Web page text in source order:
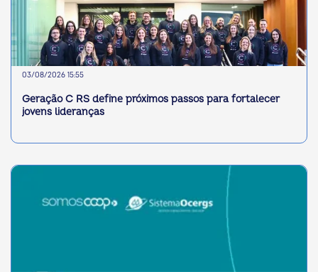
03/08/2026 15:55
Geração C RS define próximos passos para fortalecer
jovens lideranças